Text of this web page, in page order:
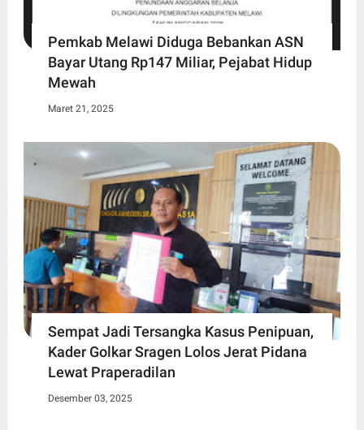
Pemkab Melawi Diduga Bebankan ASN
Bayar Utang Rp147 Miliar, Pejabat Hidup
Mewah
Maret 21, 2025
Sempat Jadi Tersangka Kasus Penipuan,
Kader Golkar Sragen Lolos Jerat Pidana
Lewat Praperadilan
Desember 03, 2025